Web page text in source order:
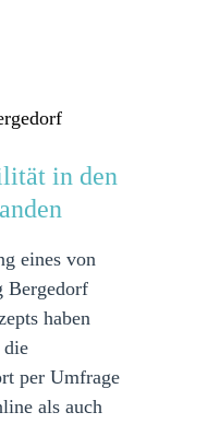
in den
eines von
Bergedorf
haben
die
per Umfrage
als auch